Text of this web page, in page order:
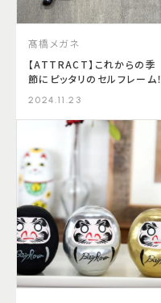
髙橋メガネ
【ATTRACT】これからの季
節にピッタリのセルフレーム！
2024.11.23